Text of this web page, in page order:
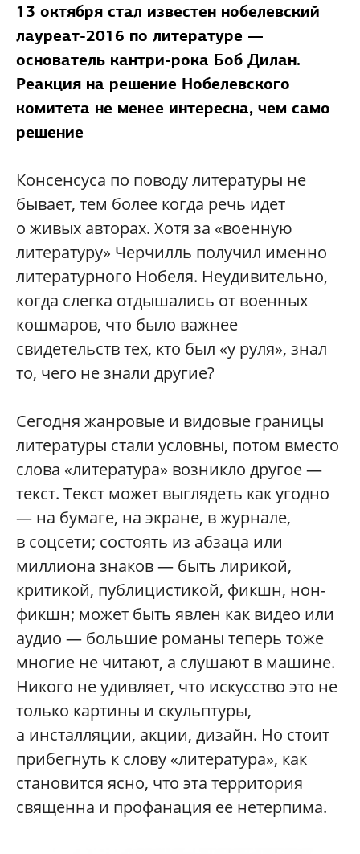
13 октября стал известен нобелевский
лауреат-2016 по литературе —
основатель кантри-рока Боб Дилан.
Реакция на решение Нобелевского
комитета не менее интересна, чем само
решение
Консенсуса по поводу литературы не
бывает, тем более когда речь идет
о живых авторах. Хотя за «военную
литературу» Черчилль получил именно
литературного Нобеля. Неудивительно,
когда слегка отдышались от военных
кошмаров, что было важнее
свидетельств тех, кто был «у руля», знал
то, чего не знали другие?
Сегодня жанровые и видовые границы
литературы стали условны, потом вместо
слова «литература» возникло другое —
текст. Текст может выглядеть как угодно
— на бумаге, на экране, в журнале,
в соцсети; состоять из абзаца или
миллиона знаков — быть лирикой,
критикой, публицистикой, фикшн, нон-
фикшн; может быть явлен как видео или
аудио — большие романы теперь тоже
многие не читают, а слушают в машине.
Никого не удивляет, что искусство это не
только картины и скульптуры,
а инсталляции, акции, дизайн. Но стоит
прибегнуть к слову «литература», как
становится ясно, что эта территория
священна и профанация ее нетерпима.